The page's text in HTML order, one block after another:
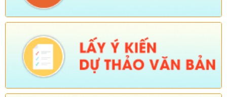
San năm 2025 thuộc Chương trình MTQG phát triển kinh tế xã
hội vùng đồng bào dân tộc thiểu số và miền núi giai đoạn 2021-
2025)
Ngày ban hành: (26/08/2025) Ngày hiệu lực: (01/12/2025)